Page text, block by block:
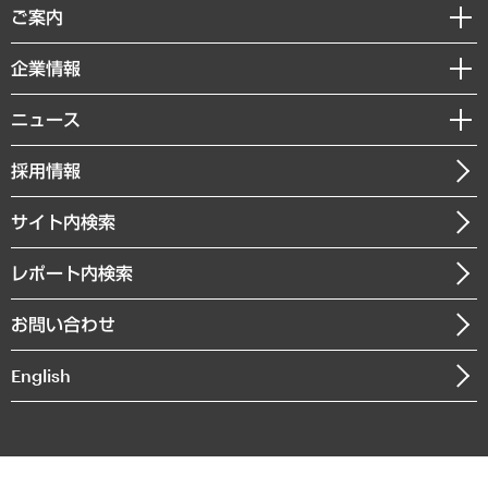
デジタルイノベーション
共生・ダイバーシティ
GRC（ガバナンス・リスク・コンプライアンス）・防災（政策）
経済・産業・雇用・労働
まちづくり・観光・交通・スポーツ・スマートシティ
自然資源・農林水産業・食料システム
経済調査
レポート
コラム
経営用語集
受託・受注実績（官公庁関連）
メディア掲載・出演
ご案内
セミナー・イベント情報
MUFGビジネスセミナー
受託案件情報
企業情報
私たちの想い
社長メッセージ
会社概要
沿革
組織図・本部部室紹介
インドネシア現地法人
個人情報保護方針
ニュース
ニュースリリース
お知らせ
採用情報
サイト内検索
レポート内検索
お問い合わせ
English